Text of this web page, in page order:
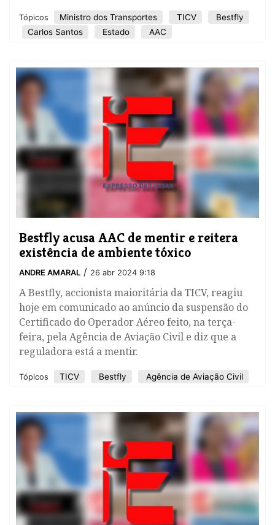
Tópicos Ministro dos Transportes TICV
Bestfly
Carlos Santos
Estado AAC
Bestfly acusa AAC de mentir e reitera
existência de ambiente tóxico
ANDRE AMARAL / 26 abr 2024 9:18
A Bestfly, accionista maioritária da TICV, reagiu
hoje em comunicado ao anúncio da suspensão do
Certificado do Operador Aéreo feito, na terça-
feira, pela Agência de Aviação Civil e diz que a
reguladora está a mentir.
Tópicos TICV Bestfly Agência de Aviação Civil